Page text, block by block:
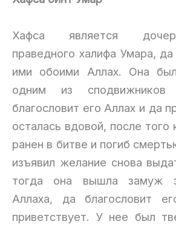
Хафса является
праведного халифа Умара,
ими обоими Аллах. Она
одним из
благословит его Аллах и да
осталась вдовой, после
ранен в битве и погиб
изъявил желание снова
тогда она вышла замуж
Аллаха, да благословит
приветствует. У нее был